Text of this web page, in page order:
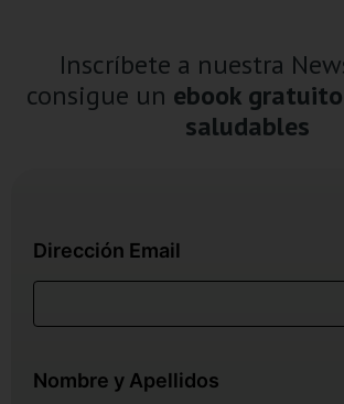
Inscríbete a nuestra
consigue un ebook
saludables
Dirección Email
Nombre y Apellidos